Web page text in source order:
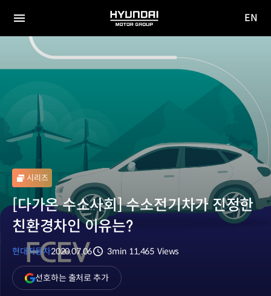
전체
메뉴
HYUNDAI
MOTOR
EN
시리즈
[다가온 수소사회] 수소전기차가 진정한
친환경차인 이유는?
현대자동차2020.07.06
3min 11,465 Views
선호하는 출처로 추가(새
창